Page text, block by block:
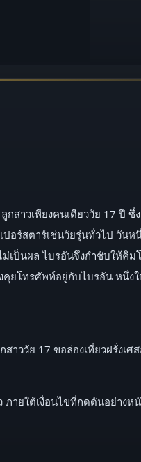
สาวเพียงคนเดียววัย 17 ปี
อร์สตาร์เช่นวัยรุ่นทั่วไป วัน
เป็นผล ไบรอันจึงกำชับให้คิม
ยโทรศัพท์อยู่กับไบรอัน หนึ่ง
ววัย 17 ขอล่องเที่ยวฝรั่งเศ
ยใต้เงื่อนไขที่กดดันอย่างหนั